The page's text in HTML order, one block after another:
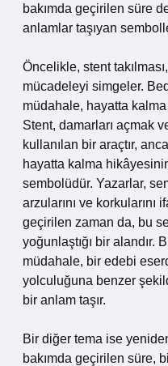
bakımda geçirilen süre
anlamlar taşıyan
Öncelikle, stent
mücadeleyi simgeler.
müdahale, hayatta
Stent, damarları açmak
kullanılan bir araçtır,
hayatta kalma
sembolüdür. Yazarlar,
arzularını ve korkularını
geçirilen zaman da, bu
yoğunlaştığı bir alandır.
müdahale, bir edebi
yolculuğuna benzer
bir anlam taşır.
Bir diğer tema ise
bakımda geçirilen süre,